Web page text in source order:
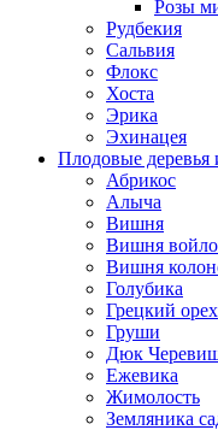
Розы
Рудбекия
Сальвия
Флокс
Хоста
Эрика
Эхинацея
Плодовые деревья
Абрикос
Алыча
Вишня
Вишня
Вишня
Голубика
Грецкий орех
Груши
Дюк
Ежевика
Жимолость
Земляника